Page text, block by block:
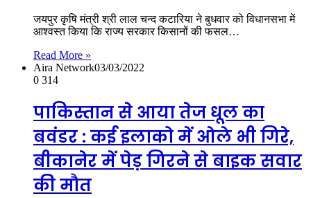
जयपुर कृषि मंत्री श्री लाल चन्द कटारिया ने बुधवार को विधानसभा में
आश्वस्त किया कि राज्य सरकार किसानों की फसल…
Read More »
Aira Network03/03/2022
0 314
पाकिस्तान से आया तेज धूल का
बवंडर : कई इलाको में ओले भी गिरे,
बीकानेर में पेड़ गिरने से बाइक सवार
की मौत